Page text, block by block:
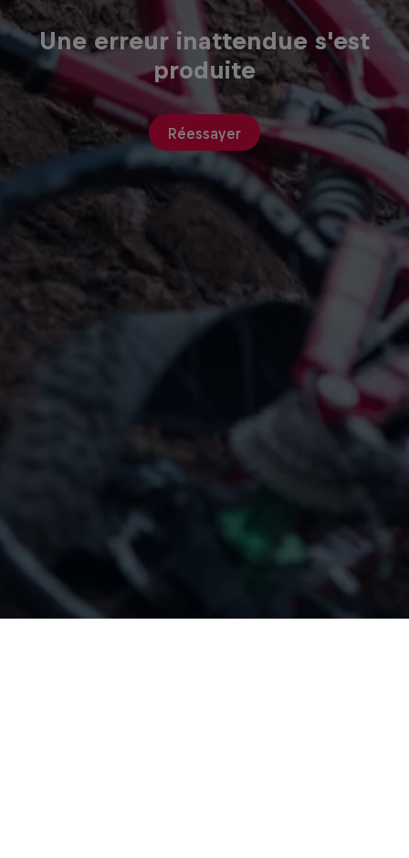
Une erreur inattendue s'est
produite
Réessayer